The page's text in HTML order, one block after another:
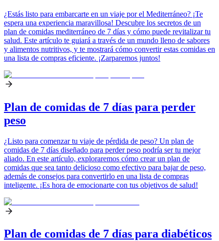
¿Estás listo para embarcarte en un viaje por el Mediterráneo? ¡Te
espera una experiencia maravillosa! Descubre los secretos de un
plan de comidas mediterráneo de 7 días y cómo puede revitalizar tu
salud. Este artículo te guiará a través de un mundo lleno de sabores
y alimentos nutritivos, y te mostrará cómo convertir estas comidas en
una lista de compras eficiente. ¡Zarparemos juntos!
Plan de comidas de 7 días para perder
peso
¿Listo para comenzar tu viaje de pérdida de peso? Un plan de
comidas de 7 días diseñado para perder peso podría ser tu mejor
aliado. En este artículo, exploraremos cómo crear un plan de
comidas que sea tanto delicioso como efectivo para bajar de peso,
además de consejos para convertirlo en una lista de compras
inteligente. ¡Es hora de emocionarte con tus objetivos de salud!
Plan de comidas de 7 días para diabéticos